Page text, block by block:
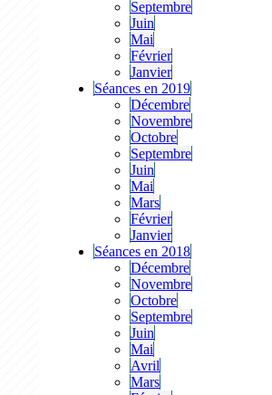
Septembre
Juin
Mai
Février
Janvier
Séances en 2019
Décembre
Novembre
Octobre
Septembre
Juin
Mai
Mars
Février
Janvier
Séances en 2018
Décembre
Novembre
Octobre
Septembre
Juin
Mai
Avril
Mars